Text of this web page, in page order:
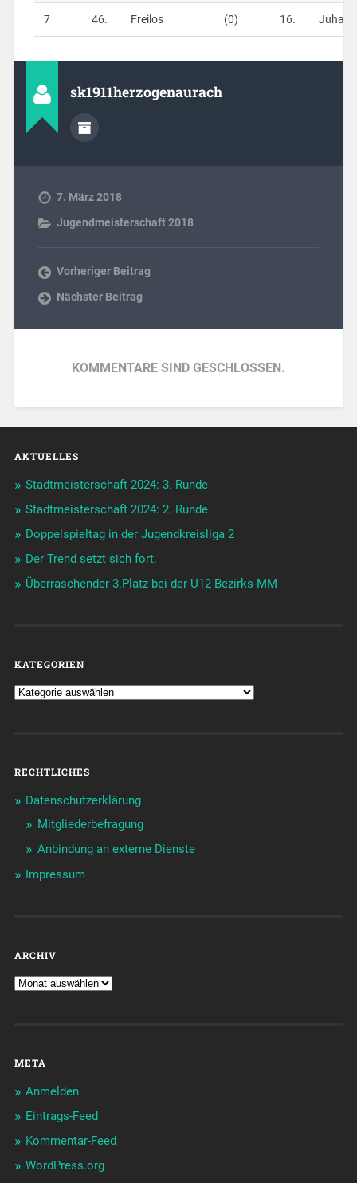
7 46. Freilos (0) 16.
sk1911herzogenaurach
7. März 2018
Jugendmeisterschaft 2018
Vorheriger Beitrag
Nächster Beitrag
KOMMENTARE SIND GESCHLOSSEN.
AKTUELLES
Stadtmeisterschaft 2024: 3. Runde
Stadtmeisterschaft 2024: 2. Runde
Doppelspieltag in der Jugendkreisliga 2
Der Trend setzt sich fort.
Überraschender 3.Platz bei der U12 Bezirks-MM
KATEGORIEN
RECHTLICHES
Datenschutzerklärung
Mitgliederbefragung
Anbindung an externe Dienste
Impressum
ARCHIV
META
Anmelden
Eintrags-Feed
Kommentar-Feed
WordPress.org